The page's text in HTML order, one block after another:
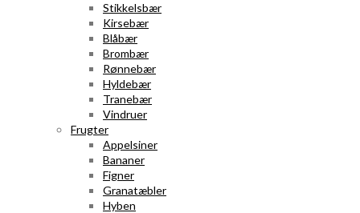
Stikkelsbær
Kirsebær
Blåbær
Brombær
Rønnebær
Hyldebær
Tranebær
Vindruer
Frugter
Appelsiner
Bananer
Figner
Granatæbler
Hyben